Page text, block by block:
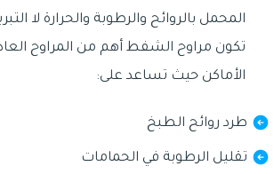
المحمل بالروائح والرطوبة والحرارة لا
تكون مراوح الشفط أهم من المراوح
الأماكن حيث تساعد على:
طرد روائح الطبخ
تقليل الرطوبة في الحمامات